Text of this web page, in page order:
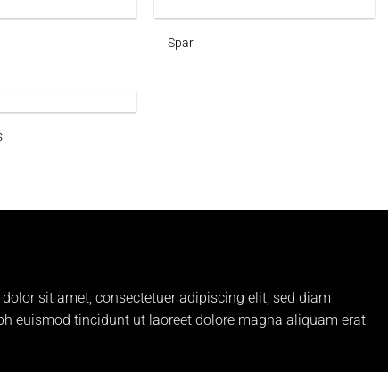
Spar
sit amet, consectetuer adipiscing elit, sed diam
euismod tincidunt ut laoreet dolore magna aliquam erat